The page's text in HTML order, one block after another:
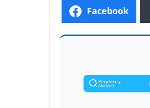
Facebook
Perplexity
Analyser